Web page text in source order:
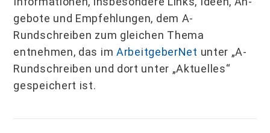
gebote und Empfehlungen, dem A-
Rundschreiben zum gleichen Thema
entnehmen, das im ArbeitgeberNet unter „A-
Rundschreiben und dort unter „Aktuelles“
gespeichert ist.